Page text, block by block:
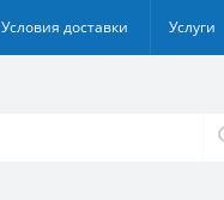
Условия доставки Услуги